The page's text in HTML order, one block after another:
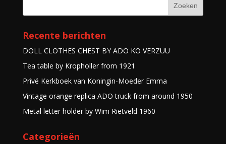
Recente berichten
DOLL CLOTHES CHEST BY ADO KO VERZUU
Tea table by Kropholler from 1921
Privé Kerkboek van Koningin-Moeder Emma
Vintage orange replica ADO truck from around 1950
Metal letter holder by Wim Rietveld 1960
Categorieën